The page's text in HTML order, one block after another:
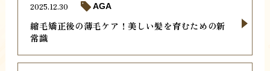
縮毛矯正後の薄毛ケア！美しい髪を育むための新
常識
2025.12.30 AGA